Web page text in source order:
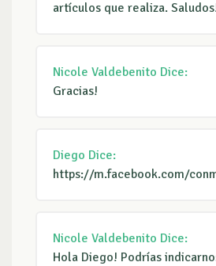
artículos que realiza.
Nicole Valdebenito Dice:
Gracias!
Diego Dice:
https://m.facebook.com/
Nicole Valdebenito Dice:
Hola Diego! Podrías